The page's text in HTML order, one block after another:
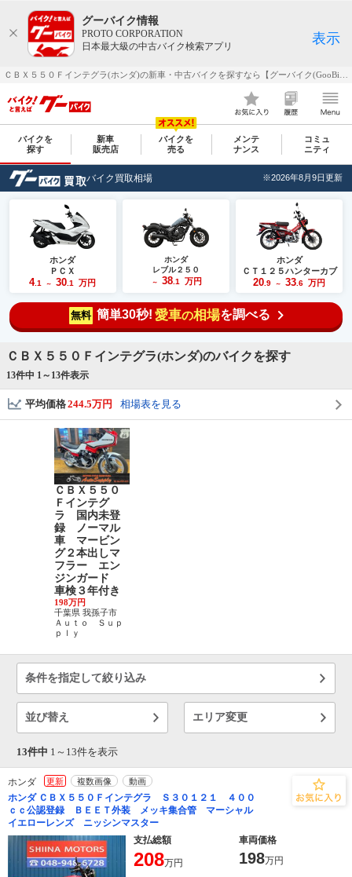
グーバイク情報
PROTO CORPORATION
日本最大級の中古バイク検索アプリ
表示
バイクを
探す
新車
販売店
バイクを
売る
メンテ
ナンス
コミュ
ニティ
バイク買取相場 ※2026年8月9日更新
ホンダ
ＰＣＸ
4.1 ～ 30 .1 万円
ホンダ
レブル２５０
～ 38.1 万円
ホンダ
ＣＴ１２５ハンターカブ
20 .9 ～ 33 .6 万円
無料 簡単30秒! 愛車の相場を調べる
ＣＢＸ５５０Ｆインテグラ(ホンダ)のバイクを探す
13件中 1～ 13件表示
平均価格244.5万円 相場表を見る
ＣＢＸ５５０
Ｆインテグ
ラ 国内未登
録 ノーマル
車 マービン
グ２本出しマ
フラー エン
ジンガード
車検３年付き
198万円
千葉県 我孫子市
Ａｕｔｏ Ｓｕｐ
ｐｌｙ
条件を指定して絞り込み
並び替え エリア変更
13件中 1～ 13件を表示
ホンダ 更新 複数画像 動画
ホンダ ＣＢＸ５５０Ｆインテグラ Ｓ３０１２１ ４００
ｃｃ公認登録 ＢＥＥＴ外装 メッキ集合管 マーシャル
イエローレンズ ニッシンマスター
支払総額
車両価格
208万円 198万円